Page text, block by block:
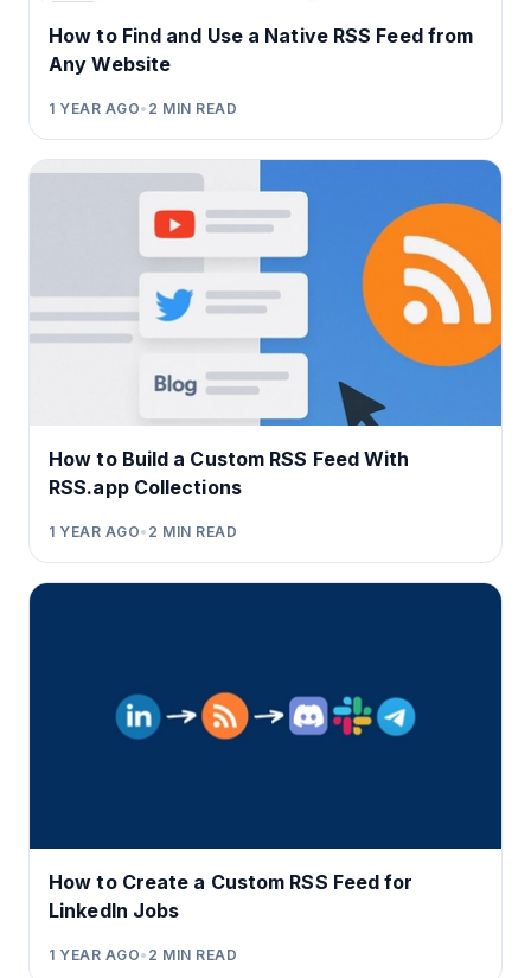
How to Find and Use a Native RSS Feed from
Any Website
1 YEAR AGO• 2 MIN READ
How to Build a Custom RSS Feed With
RSS.app Collections
1 YEAR AGO• 2 MIN READ
How to Create a Custom RSS Feed for
LinkedIn Jobs
1 YEAR AGO• 2 MIN READ